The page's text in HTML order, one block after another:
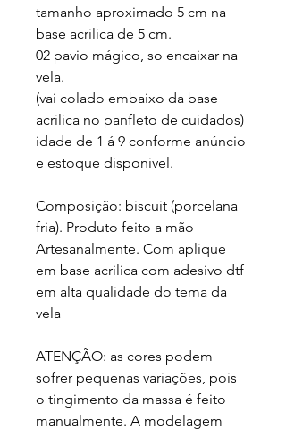
tamanho aproximado 5 cm na
base acrilica de 5 cm.
02 pavio mágico, so encaixar na
vela.
(vai colado embaixo da base
acrilica no panfleto de cuidados)
idade de 1 á 9 conforme anúncio
e estoque disponivel.
Composição: biscuit (porcelana
fria). Produto feito a mão
Artesanalmente. Com aplique
em base acrilica com adesivo dtf
em alta qualidade do tema da
vela
ATENÇÃO: as cores podem
sofrer pequenas variações, pois
o tingimento da massa é feito
manualmente. A modelagem